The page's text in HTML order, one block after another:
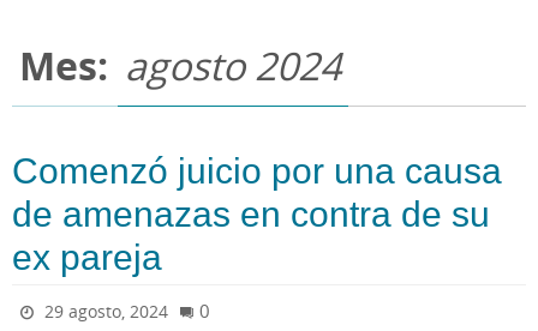
Mes: agosto 2024
Comenzó juicio por una causa
de amenazas en contra de su
ex pareja
29 agosto, 2024 0